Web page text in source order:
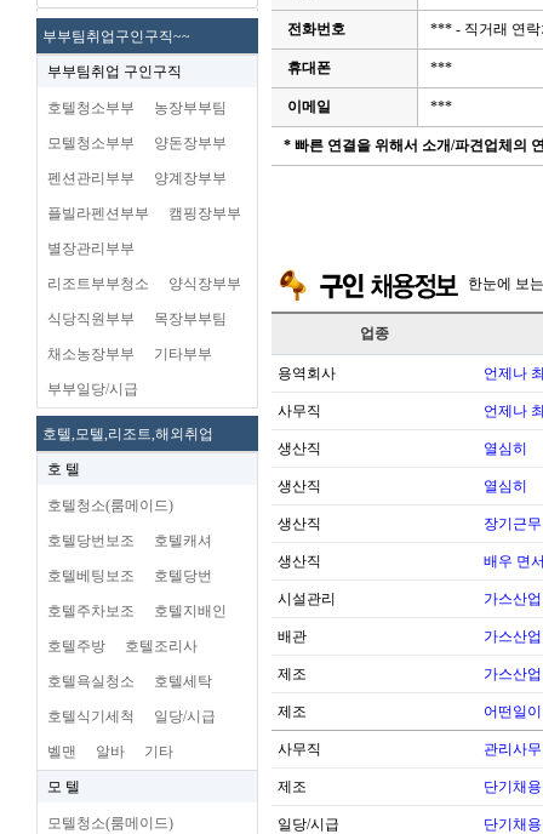
부부팀취업구인구직~~
부부팀취업 구인구직
호텔청소부부 농장부부팀
모텔청소부부 양돈장부부
펜션관리부부 양계장부부
플빌라펜션부부 캠핑장부부
별장관리부부
리조트부부청소 양식장부부
식당직원부부 목장부부팀
채소농장부부 기타부부
부부일당/시급
호텔,모텔,리조트,해외취업
호 텔
호텔청소(룸메이드)
호텔당번보조 호텔캐셔
호텔베팅보조 호텔당번
호텔주차보조 호텔지배인
호텔주방 호텔조리사
호텔욕실청소 호텔세탁
호텔식기세척 일당/시급
벨맨 알바 기타
모 텔
모텔청소(룸메이드)
전화번호 *** - 직거래 연
휴대폰 ***
이메일 ***
* 빠른 연결을 위해서 소개/파견업체의
한눈에 보
업종
용역회사 언제나
사무직 언제나
생산직 열심히
생산직 열심히
생산직 장기근
생산직 배우 면
시설관리 가스산
배관 가스산
제조 가스산
제조 어떤일
사무직 관리사
제조 단기채
일당/시급 단기채